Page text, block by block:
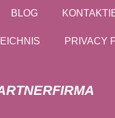
BLOG
PRIVACY